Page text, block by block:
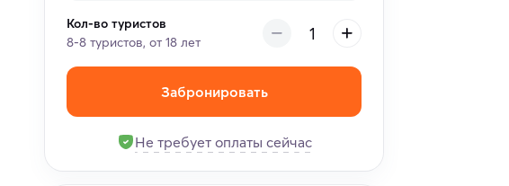
Кол-во туристов
8-8 туристов, от 18 лет
Забронировать
Не требует оплаты сейчас